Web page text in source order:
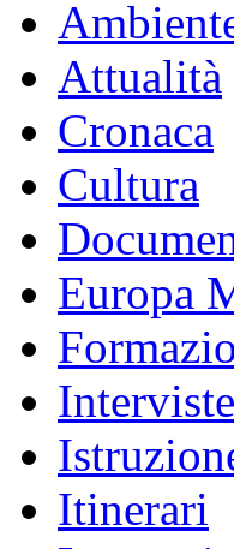
Attualità
Cronaca
Cultura
Europa
Interviste
Itinerari